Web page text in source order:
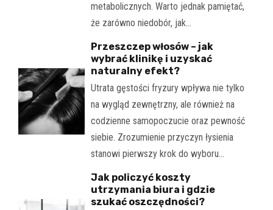
metabolicznych. Warto jednak pamiętać,
że zarówno niedobór, jak…
Przeszczep włosów – jak
wybrać klinikę i uzyskać
naturalny efekt?
Utrata gęstości fryzury wpływa nie tylko
na wygląd zewnętrzny, ale również na
codzienne samopoczucie oraz pewność
siebie. Zrozumienie przyczyn łysienia
stanowi pierwszy krok do wyboru…
Jak policzyć koszty
utrzymania biura i gdzie
szukać oszczędności?